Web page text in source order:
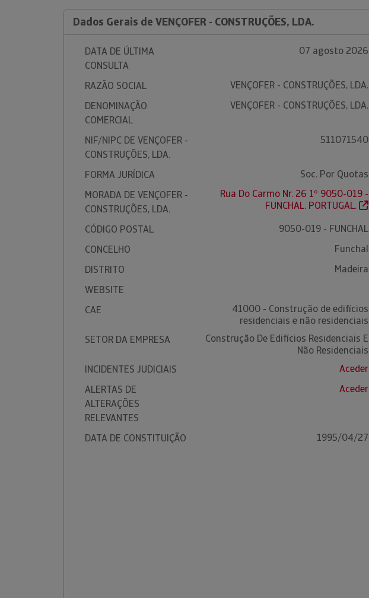
Dados Gerais de VENÇOFER - CONSTRUÇÕES, LDA.
DATA DE ÚLTIMA
CONSULTA
07 agosto 2026
RAZÃO SOCIAL
VENÇOFER - CONSTRUÇÕES, LDA.
DENOMINAÇÃO
COMERCIAL
VENÇOFER - CONSTRUÇÕES, LDA.
NIF/NIPC DE VENÇOFER -
CONSTRUÇÕES, LDA.
511071540
FORMA JURÍDICA
Soc. Por Quotas
MORADA DE VENÇOFER -
CONSTRUÇÕES, LDA.
Rua Do Carmo Nr. 26 1º 9050-019 -
FUNCHAL. PORTUGAL.
CÓDIGO POSTAL
9050-019 - FUNCHAL
CONCELHO
Funchal
DISTRITO
Madeira
WEBSITE
CAE
41000 - Construção de edifícios
residenciais e não residenciais
SETOR DA EMPRESA
Construção De Edifícios Residenciais E
Não Residenciais
INCIDENTES JUDICIAIS
Aceder
ALERTAS DE
ALTERAÇÕES
RELEVANTES
Aceder
DATA DE CONSTITUIÇÃO 1995/04/27